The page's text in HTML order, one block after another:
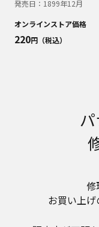
本ウェブサイ
かったことに
断・営業情報
たとえそのよ
の可能性があ
本ウェブサイ
容や条件を変
の資料です。
明書について
せにはお応え
発売日： 1899年12月
オンラインストア価格
220円（税込）
修
お買い上げ